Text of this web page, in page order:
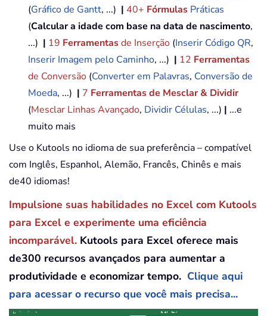
(Gráfico de Gantt, ...) | 40+ Fórmulas Práticas
(Calcular a idade com base na data de nascimento,
...) | 19 Ferramentasde Inserção (Inserir Código QR,
Inserir Imagem pelo Caminho, ...) | 12 Ferramentas
de Conversão (Converter em Palavras, Conversão de
Moeda, ...) | 7 Ferramentas de Mesclar & Dividir
(Mesclar Linhas Avançado, Dividir Células, ...) | ...e
muito mais
Use o Kutools no idioma de sua preferência – compatível
com Inglês, Espanhol, Alemão, Francês, Chinês e mais
de40 idiomas!
Impulsione suas habilidades no Excel com Kutools
para Excel e experimente uma eficiência
incomparável. Kutools para Excel oferece mais
de300 recursos avançados para aumentar a
produtividade e economizar tempo. Clique aqui
para acessar o recurso que você mais precisa...